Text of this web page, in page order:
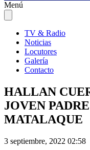
Menú
TV & Radio
Noticias
Locutores
Galería
Contacto
HALLAN
JOVEN
MATALAQUE
3 septiembre, 2022 02:58